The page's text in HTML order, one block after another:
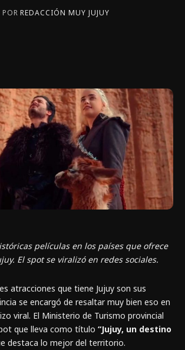
POR REDACCIÓN MUY JUJUY
películas en los países que ofrece
El spot se viralizó en redes sociales.
atracciones que tiene Jujuy son sus
se encargó de resaltar muy bien eso en
viral. El Ministerio de Turismo provincial
que lleva como título “Jujuy, un destino
destaca lo mejor del territorio.